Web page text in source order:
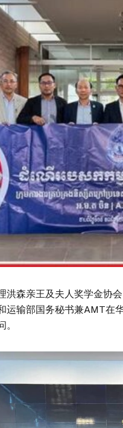
洪森亲王及夫人奖学金协
运输部国务秘书兼AMT在